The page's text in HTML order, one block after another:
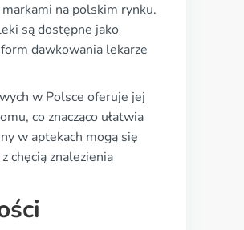
na polskim rynku.
są dostępne jako
dawkowania lekarze
w Polsce oferuje jej
co znacząco ułatwia
w aptekach mogą się
chęcią znalezienia